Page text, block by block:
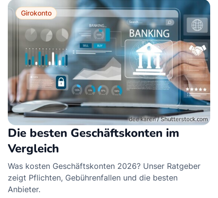
Girokonto
Die besten Geschäftskonten im
Vergleich
Was kosten Geschäftskonten 2026? Unser Ratgeber
zeigt Pflichten, Gebührenfallen und die besten
Anbieter.